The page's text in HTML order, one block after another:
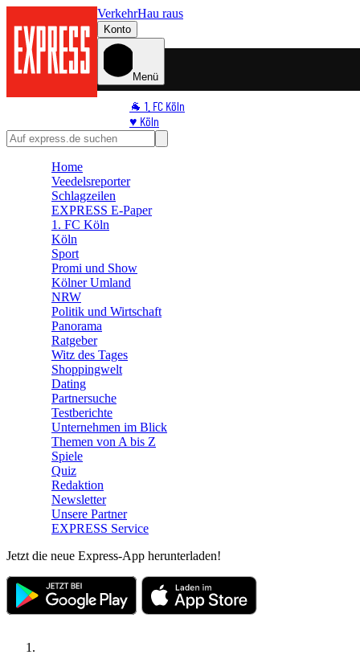
VerkehrHau raus
Konto
Menü
🐐 1. FC Köln
♥️ Köln
⭐ Promi
🛒 Shoppingwelt
Home
Veedelsreporter
Schlagzeilen
EXPRESS E-Paper
1. FC Köln
Köln
Sport
Promi und Show
Kölner Umland
NRW
Politik und Wirtschaft
Panorama
Ratgeber
Witz des Tages
Shoppingwelt
Dating
Partnersuche
Testberichte
Unternehmen im Blick
Themen von A bis Z
Spiele
Quiz
Redaktion
Newsletter
Unsere Partner
EXPRESS Service
Jetzt die neue Express-App herunterladen!